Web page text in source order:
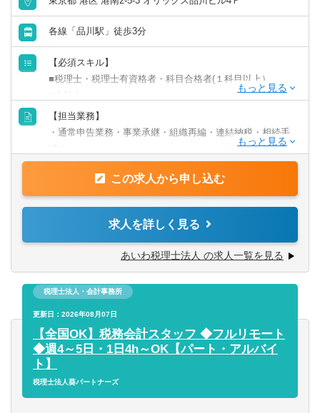
「ライフステージや居住地などを理由に、キャリアを諦め
てほしくない」という想いから、多様な働き方を認める制
度を設けています。
例えば、「子育てと仕事を両立したい」、「リモートワー
クで働きたい」、「時短で働きたい」、「フリーランスと
して参画したい」、「週3日で働きたい」などのご要望に応
じることが可能です。
各線「品川駅」徒歩3分
【必須スキル】
■税理士・税理士有資格者・科目合格者(１科目以上）
【歓迎スキル】
■会計事務所・税理士法人・事業会社での財務・経理部門で
の就業経験
＊会計事務所未経験者の方でも歓迎致します。
【税理士試験応援制度】
〇試験特別休暇（３日間）と有給休暇を利用し試験前約１
か月は受験に専念できます。昨年の平均休暇日数は19.8日
で、中には、有給をうまく利用し23日休めた受験生メンバ
ーもいました。
〇有資格者率の高さ（8割超）から、税理士試験直前も余裕
をもって受験生メンバーのサポートができます。 受験生メ
めます！
〇就業時間以外は、会議室を自習室として利用することが
【担当業務】
・通常申告業務・事業承継・組織再編・連結納税・相続手
（補足情報）
やレビュー、相談業務を中心としています。
・クライアントをチーム2～3人で担当して頂きその後、ク
ライアントニーズに沿った形でアドバイザリー業務をして
・担当する企業はチームで平均10社程。上場企業からベン
チャー企業まで様々です。
・上場準備企業も担当して頂きますので、若い企業と共に
成長が実感できます。
ため、他の会計事務所とは成長スピードが早いかと思いま
この求人から申し込む
求人を詳しく見る
あいわ税理士法人 の求人一覧を見る
税理士法人・会計事務所
更新日：2026年08月07日
【全国OK】税務会計スタッフ ◆フルリモート
◆週4～5日・1日4h～OK【パート・アルバイ
ト】
税理士法人葵パートナーズ
群馬県
千葉県
神奈川県
北陸・甲信越
富山県
長野県
東海
岐阜県 静岡県
関西
会計事務所・税理士法人
金融専門職
投資銀行系業務
投資事業
経営／企画／管理／事務
経理／財務／管理会計
経理
財務／管理会計
事務／秘書